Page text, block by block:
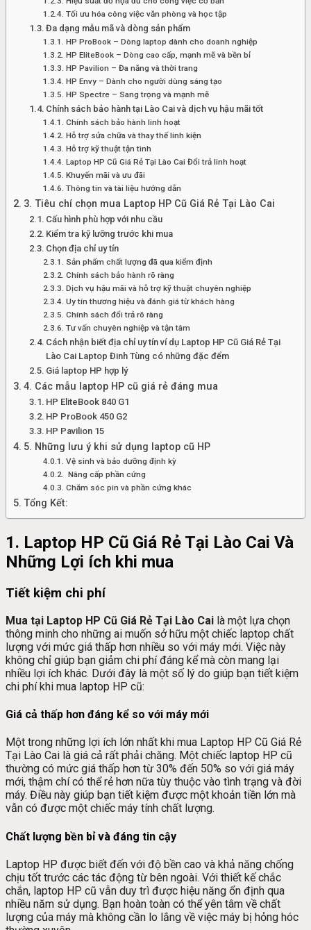
Tối ưu hóa công việc văn phòng và học tập
Đa dạng mẫu mã và dòng sản phẩm
HP ProBook – Dòng laptop dành cho doanh nghiệp
HP EliteBook – Dòng cao cấp, mạnh mẽ và bền bỉ
HP Pavilion – Đa năng và thời trang
HP Envy – Dành cho người dùng sáng tạo
HP Spectre – Sang trọng và mạnh mẽ
Chính sách bảo hành tại Lào Cai và dịch vụ hậu mãi tốt
Chính sách bảo hành linh hoạt
Hỗ trợ sửa chữa và thay thế linh kiện
Hỗ trợ kỹ thuật tận tình
Laptop HP Cũ Giá Rẻ Tại Lào Cai Đổi trả linh hoạt
Khuyến mãi và ưu đãi
Thông tin và tài liệu hướng dẫn
3. Tiêu chí chọn mua Laptop HP Cũ Giá Rẻ Tại Lào Cai
Cấu hình phù hợp với nhu cầu
Kiểm tra kỹ lưỡng trước khi mua
Chọn địa chỉ uy tín
Sản phẩm chất lượng đã qua kiểm định
Chính sách bảo hành rõ ràng
Dịch vụ hậu mãi và hỗ trợ kỹ thuật chuyên nghiệp
Uy tín thương hiệu và đánh giá từ khách hàng
Chính sách đổi trả rõ ràng
Tư vấn chuyên nghiệp và tận tâm
Cách nhận biết địa chỉ uy tín ví dụ Laptop HP Cũ Giá Rẻ Tại
Lào Cai Laptop Đinh Tùng có những đặc đểm
Giá laptop HP hợp lý
4. Các mẫu laptop HP cũ giá rẻ đáng mua
HP EliteBook 840 G1
HP ProBook 450 G2
HP Pavilion 15
5. Những lưu ý khi sử dụng laptop cũ HP
Vệ sinh và bảo dưỡng định kỳ
Nâng cấp phần cứng
Chăm sóc pin và phần cứng khác
Tổng Kết:
1. Laptop HP Cũ Giá Rẻ Tại Lào Cai Và
Những Lợi ích khi mua
Tiết kiệm chi phí
Mua tại Laptop HP Cũ Giá Rẻ Tại Lào Cai là một lựa chọn
thông minh cho những ai muốn sở hữu một chiếc laptop chất
lượng với mức giá thấp hơn nhiều so với máy mới. Việc này
không chỉ giúp bạn giảm chi phí đáng kể mà còn mang lại
nhiều lợi ích khác. Dưới đây là một số lý do giúp bạn tiết kiệm
chi phí khi mua laptop HP cũ:
Giá cả thấp hơn đáng kể so với máy mới
Một trong những lợi ích lớn nhất khi mua Laptop HP Cũ Giá Rẻ
Tại Lào Cai là giá cả rất phải chăng. Một chiếc laptop HP cũ
thường có mức giá thấp hơn từ 30% đến 50% so với giá máy
mới, thậm chí có thể rẻ hơn nữa tùy thuộc vào tình trạng và đời
máy. Điều này giúp bạn tiết kiệm được một khoản tiền lớn mà
vẫn có được một chiếc máy tính chất lượng.
Chất lượng bền bỉ và đáng tin cậy
Laptop HP được biết đến với độ bền cao và khả năng chống
chịu tốt trước các tác động từ bên ngoài. Với thiết kế chắc
chắn, laptop HP cũ vẫn duy trì được hiệu năng ổn định qua
nhiều năm sử dụng. Bạn hoàn toàn có thể yên tâm về chất
lượng của máy mà không cần lo lắng về việc máy bị hỏng hóc